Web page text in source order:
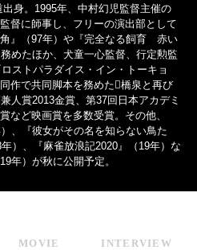
身。1995年、中村幻児監督主催の
督に師事し、フリーの演出部として
』（97年）や『完全なる飼育 赤い
めたほか、犬童一心監督、行定勲監
ストパラダイス・イン・トーキョ
作で共同脚本を務めた橋泉と再び
人賞2013金賞、第37回日本アカデミ
など映画賞を多数受賞。その他、
、『彼女がその名を知らない鳥た
）、『麻雀放浪記2020』（19年）な
年）が秋に公開予定。
MOVIE INTERVIEW